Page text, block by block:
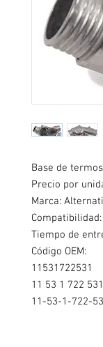
Base de
Precio por
Marca:
Compatibilidad:
Tiempo de
Código OEM:
11531722531
11 53 1 722 531
11-53-1-722-